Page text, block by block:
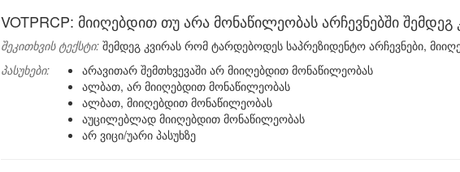
VOTPRCP: მიიღებდით თუ არა მონაწილეობას არჩევნებში შემდეგ
შეკითხვის ტექსტი: შემდეგ კვირას რომ ტარდებოდეს საპრეზიდენტო არჩევნები,
პასუხები:
არავითარ შემთხვევაში არ მიიღებდით მონაწილეობას
ალბათ, არ მიიღებდით მონაწილეობას
ალბათ, მიიღებდით მონაწილეობას
აუცილებლად მიიღებდით მონაწილეობას
არ ვიცი/უარი პასუხზე